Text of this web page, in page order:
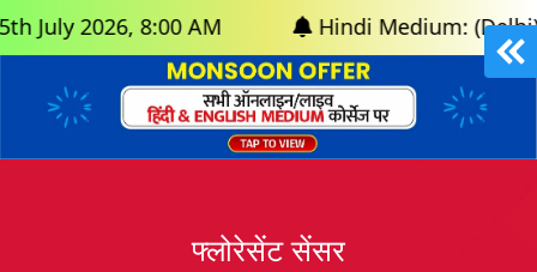
8:00 AM Hindi Medium: (Delhi) - GS
फ्लोरेसेंट सेंसर